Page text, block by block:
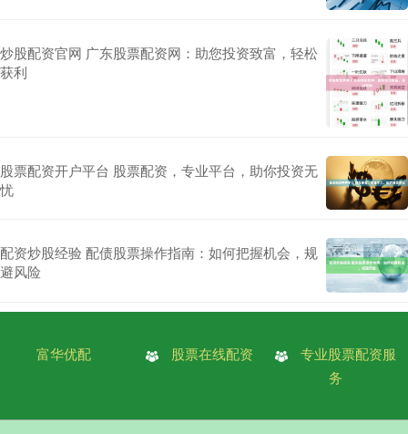
炒股配资官网 广东股票配资网：助您投资致富，轻松
获利
股票配资开户平台 股票配资，专业平台，助你投资无
忧
配资炒股经验 配债股票操作指南：如何把握机会，规
避风险
富华优配 股票在线配资
专业股票配资服
务